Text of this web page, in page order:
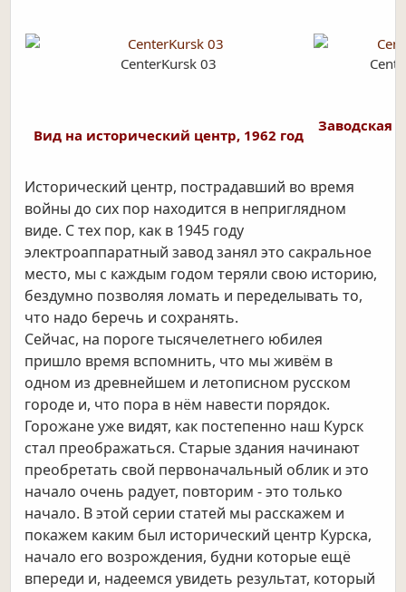
CenterKursk 03
Вид на исторический центр, 1962 год
Заводская
Исторический центр, пострадавший во время
войны до сих пор находится в неприглядном
виде. С тех пор, как в 1945 году
электроаппаратный завод занял это сакральное
место, мы с каждым годом теряли свою историю,
бездумно позволяя ломать и переделывать то,
что надо беречь и сохранять.
Сейчас, на пороге тысячелетнего юбилея
пришло время вспомнить, что мы живём в
одном из древнейшем и летописном русском
городе и, что пора в нём навести порядок.
Горожане уже видят, как постепенно наш Курск
стал преображаться. Старые здания начинают
преобретать свой первоначальный облик и это
начало очень радует, повторим - это только
начало. В этой серии статей мы расскажем и
покажем каким был исторический центр Курска,
начало его возрождения, будни которые ещё
впереди и, надеемся увидеть результат, который